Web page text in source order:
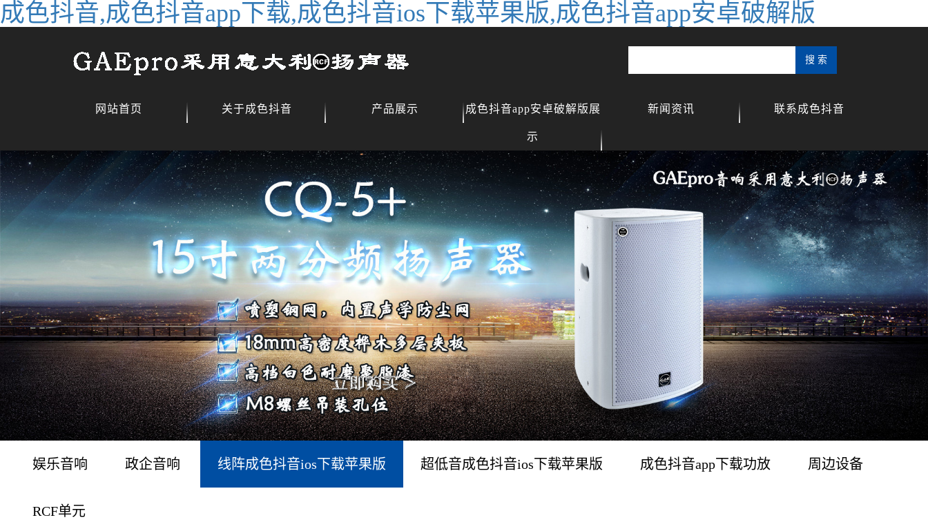
成色抖音,成色抖音app下载,成色抖音ios下载苹果版,成色抖音app安卓破解版
网站首页 关于成色抖音 产品展示 成色抖音app安卓破解版展
示
新闻资讯 联系成色抖音
娱乐音响 政企音响 线阵成色抖音ios下载苹果版 超低音成色抖音ios下载苹果版 成色抖音app下载功放 周边设备
RCF单元